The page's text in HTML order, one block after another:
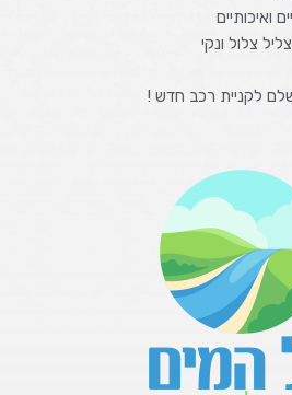
ואיכותיים
צלול ונקי
לקניית רכב חדש !